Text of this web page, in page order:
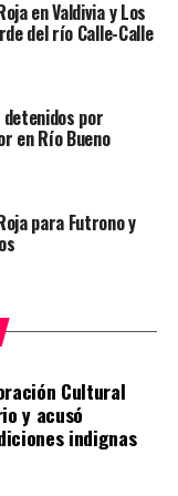
una mirada
las distintas
desde
con los
y con las
una
inversión
y presidir la
regional,
inversión
Gobernador.
la autonomía del
recursos y su
adoptadas por
el Consejo
de proyectos
en Valdivia y Los
del río Calle-Calle
por
en Río Bueno
para Futrono y
Cultural
y acusó
indignas